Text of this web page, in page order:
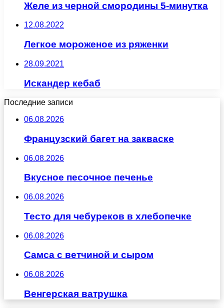
Желе из черной смородины 5-минутка
12.08.2022
Легкое мороженое из ряженки
28.09.2021
Искандер кебаб
Последние записи
06.08.2026
Французский багет на закваске
06.08.2026
Вкусное песочное печенье
06.08.2026
Тесто для чебуреков в хлебопечке
06.08.2026
Самса с ветчиной и сыром
06.08.2026
Венгерская ватрушка